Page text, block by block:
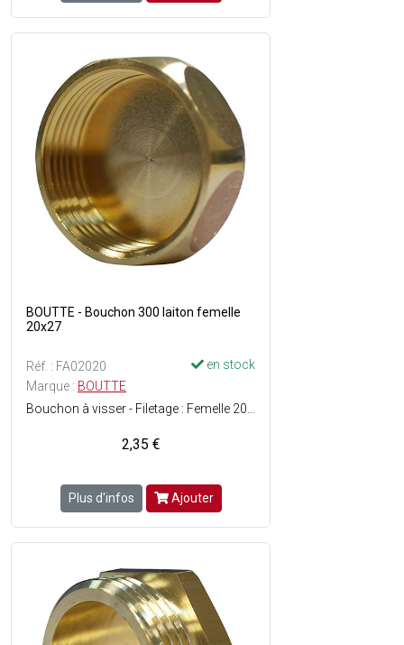
BOUTTE - Bouchon 300 laiton femelle
20x27
Réf. : FA02020
en stock
Marque : BOUTTE
2,35 €
Plus d'infos Ajouter